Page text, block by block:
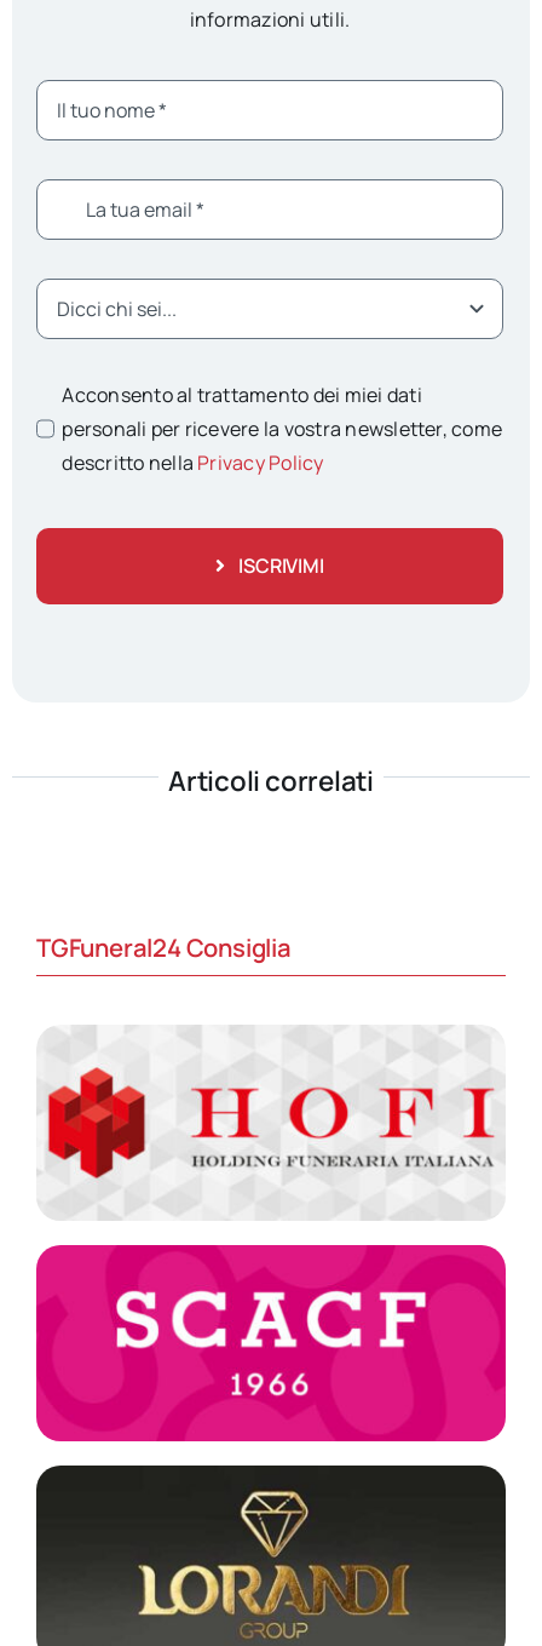
informazioni utili.
Acconsento al trattamento dei miei dati
personali per ricevere la vostra newsletter, come
descritto nella Privacy Policy
ISCRIVIMI
Articoli correlati
TGFuneral24 Consiglia